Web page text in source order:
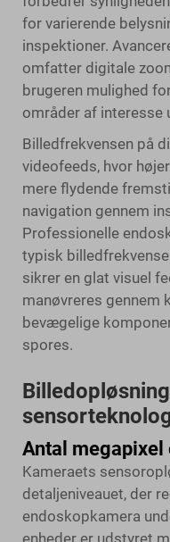
for varierende
inspektioner.
omfatter digitale
brugeren mulighed
områder af interesse
Billedfrekvensen på
videofeeds, hvor
mere flydende
navigation gennem
Professionelle
typisk
sikrer en glat visuel
manøvreres gennem
bevægelige
spores.
Antal megapixel
Kameraets
detaljeniveauet, der
endoskopkamera
enheder er udstyret